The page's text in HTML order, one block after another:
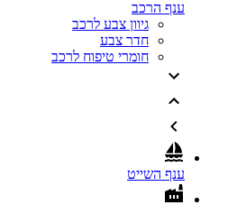
ענף הרכב
גיוון צבע לרכב
חדר צבע
חומרי טיפוח לרכב
ענף השייט